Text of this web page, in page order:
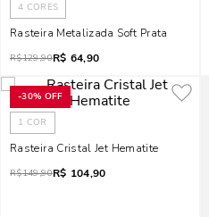
4 CORES
Rasteira Metalizada Soft Prata
R$129,90R$ 64,90
-30% OFF
1 COR
Rasteira Cristal Jet Hematite
R$149,90R$ 104,90